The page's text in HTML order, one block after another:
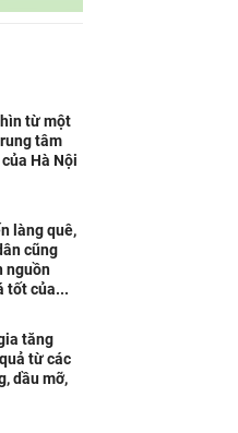
từ một
tâm
Hà Nội
làng quê,
cũng
nguồn
tốt của...
tăng
từ các
dầu mỡ,